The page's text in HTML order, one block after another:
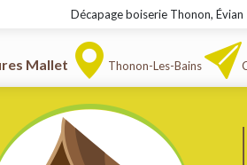
Décapage boiserie Thonon,
Mallet Thonon-Les-Bains